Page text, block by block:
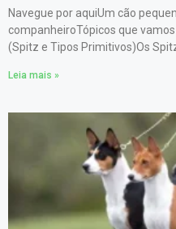
Navegue por aquiUm cão
companheiroTópicos que
(Spitz e Tipos Primitivos)Os
Leia mais »